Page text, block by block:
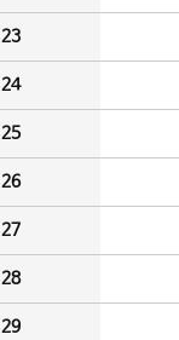
23
24
25
26
27
28
29